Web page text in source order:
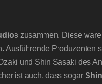
zusammen. Diese
Ausführende Produzenten
und Shin Sasaki des
ist auch, dass sogar